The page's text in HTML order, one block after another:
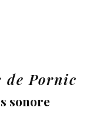
Pornic
sonore